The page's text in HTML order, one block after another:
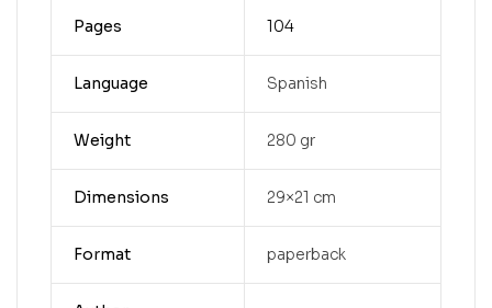
Pages 104
Language Spanish
Weight 280 gr
Dimensions 29×21 cm
Format paperback